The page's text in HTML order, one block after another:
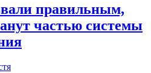
правильным,
частью системы